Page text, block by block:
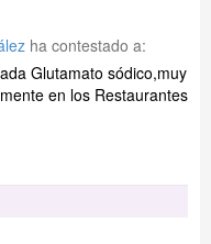
ha contestado a:
Glutamato sódico,muy
en los Restaurantes